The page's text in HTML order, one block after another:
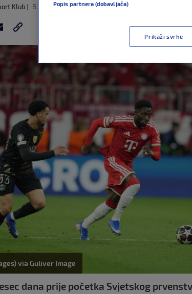
Klub 8. svi 2026 16:20 0 komentara
via Guliver Image
dana prije početka Svjetskog
Popis partnera (dobavljača)
Prikaži svrhe